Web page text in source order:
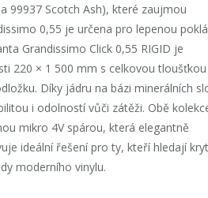
99937 Scotch Ash), které zaujmou
0,55 je určena pro lepenou
Grandissimo Click 0,55 RIGID je
220 × 1 500 mm s celkovou
Díky jádru na bázi minerálních
i odolností vůči zátěži. Obě
mikro 4V spárou, která elegantně
ideální řešení pro ty, kteří hledají
moderního vinylu.